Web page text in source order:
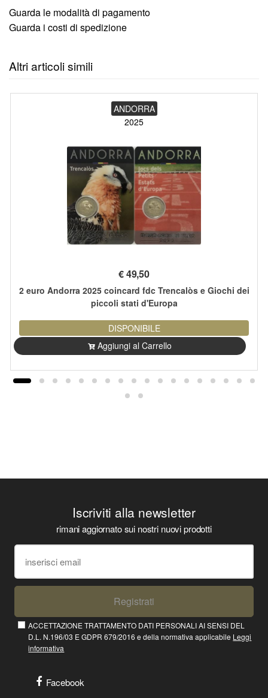
Guarda le modalità di pagamento
Guarda i costi di spedizione
Altri articoli simili
ANDORRA
2025
€49,50
2 euro Andorra 2025 coincard fdc Trencalòs e Giochi dei
piccoli stati d'Europa
DISPONIBILE
Aggiungi al Carrello
Iscriviti alla newsletter
rimani aggiornato sui nostri nuovi prodotti
Registrati
ACCETTAZIONE TRATTAMENTO DATI PERSONALI AI SENSI DEL
D.L. N.196/03 E GDPR 679/2016 e della normativa applicabile Leggi
informativa
Facebook